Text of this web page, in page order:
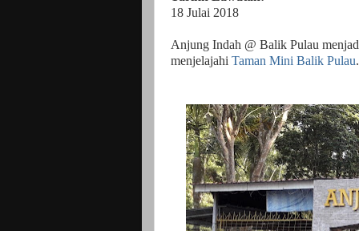
18 Julai 2018
Anjung Indah @ Balik Pulau
menjelajahi Taman Mini Balik Pulau.